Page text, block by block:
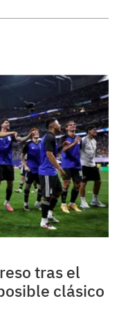
tras el
clásico